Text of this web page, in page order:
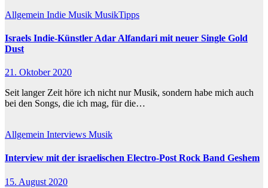
Allgemein Indie Musik MusikTipps
Israels Indie-Künstler Adar Alfandari mit neuer Single Gold
Dust
21. Oktober 2020
Seit langer Zeit höre ich nicht nur Musik, sondern habe mich auch
bei den Songs, die ich mag, für die…
Allgemein Interviews Musik
Interview mit der israelischen Electro-Post Rock Band Geshem
15. August 2020